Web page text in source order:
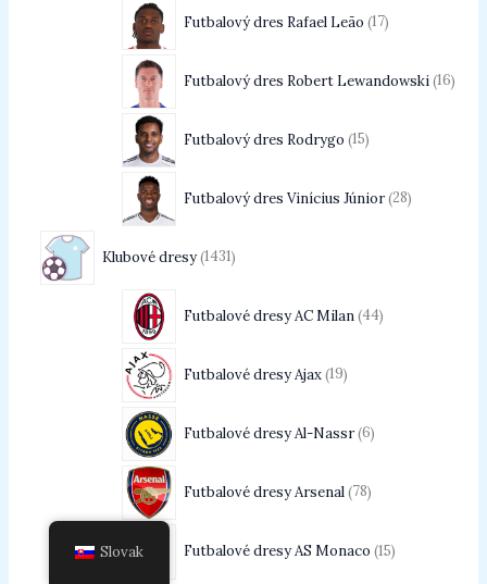
Futbalový dres Rafael Leão 17
Futbalový dres Robert Lewandowski 16
Futbalový dres Rodrygo 15
Futbalový dres Vinícius Júnior 28
Klubové dresy 1431
Futbalové dresy AC Milan 44
Futbalové dresy Ajax 19
Futbalové dresy Al-Nassr 6
Futbalové dresy Arsenal 78
Futbalové dresy AS Monaco 15
Slovak